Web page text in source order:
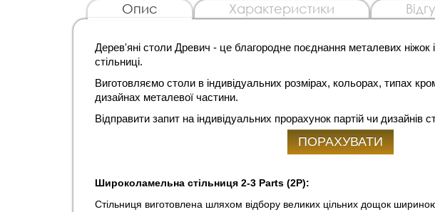
Опис Характеристики
Дерев'яні столи Древич - це благородне поєднання металевих ніжок
стільниці.
Виготовляємо столи в індивідуальних розмірах, кольорах, типах
дизайнах металевої частини.
Відправити запит на індивідуальних прорахунок партій чи дизайнів
ПОРАХУВАТИ
Широколамельна стільниця 2-3 Parts (2P):
Стільниця виготовлена шляхом відбору великих цільних дощок